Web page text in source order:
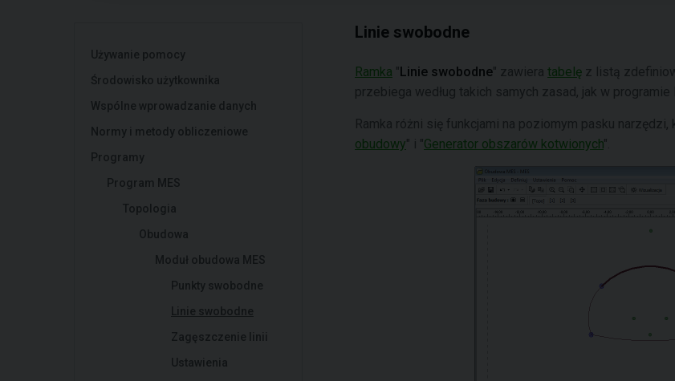
Używanie pomocy
Środowisko użytkownika
Wspólne wprowadzanie danych
Normy i metody obliczeniowe
Programy
Program MES
Topologia
Obudowa
Moduł obudowa MES
Punkty swobodne
Linie swobodne
Zagęszczenie linii
Ustawienia
Linie swobodne
Ramka "Linie swobodne" zawiera tabelę z listą
przebiega według takich samych zasad, jak w programie
Ramka różni się funkcjami na poziomym pasku
obudowy" i "Generator obszarów kotwionych".